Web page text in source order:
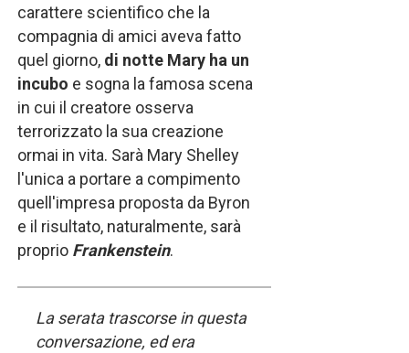
carattere scientifico che la
compagnia di amici aveva fatto
quel giorno, di notte Mary ha un
incubo e sogna la famosa scena
in cui il creatore osserva
terrorizzato la sua creazione
ormai in vita. Sarà Mary Shelley
l'unica a portare a compimento
quell'impresa proposta da Byron
e il risultato, naturalmente, sarà
proprio Frankenstein.
La serata trascorse in questa
conversazione, ed era